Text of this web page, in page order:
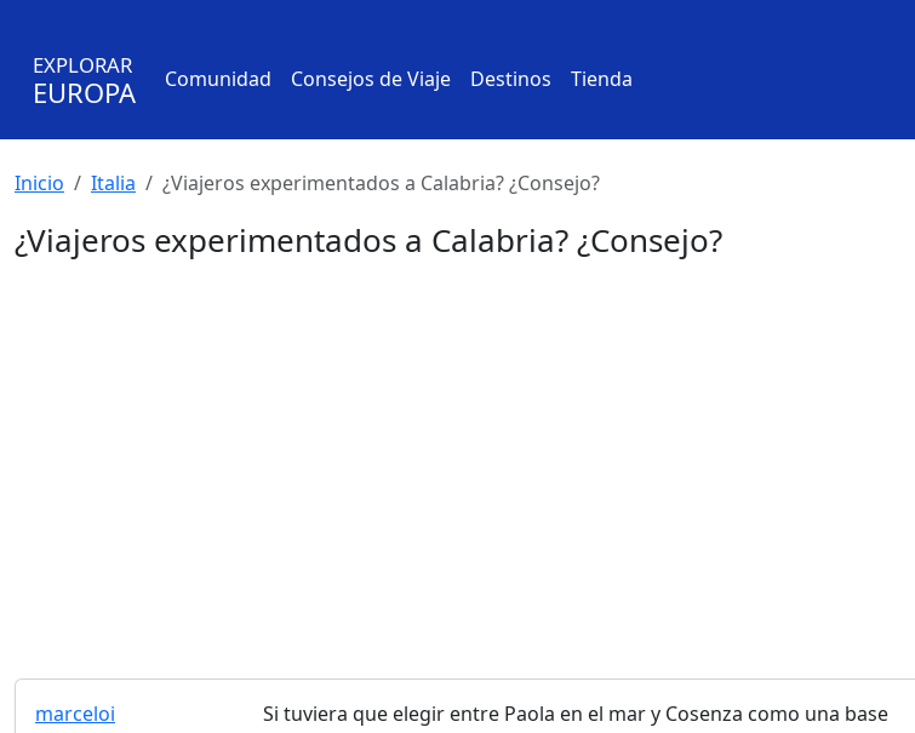
EXPLORAR
EUROPA Comunidad Consejos de Viaje Destinos Tienda
Inicio Italia ¿Viajeros experimentados a Calabria? ¿Consejo?
¿Viajeros experimentados a Calabria? ¿Consejo?
marceloi
Si tuviera que elegir entre Paola en el mar y Cosenza como una base